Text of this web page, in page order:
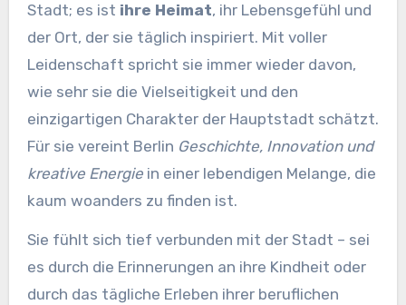
Stadt; es ist ihre Heimat, ihr Lebensgefühl und
der Ort, der sie täglich inspiriert. Mit voller
Leidenschaft spricht sie immer wieder davon,
wie sehr sie die Vielseitigkeit und den
einzigartigen Charakter der Hauptstadt schätzt.
Für sie vereint Berlin Geschichte, Innovation und
kreative Energiein einer lebendigen Melange, die
kaum woanders zu finden ist.
Sie fühlt sich tief verbunden mit der Stadt – sei
es durch die Erinnerungen an ihre Kindheit oder
durch das tägliche Erleben ihrer beruflichen